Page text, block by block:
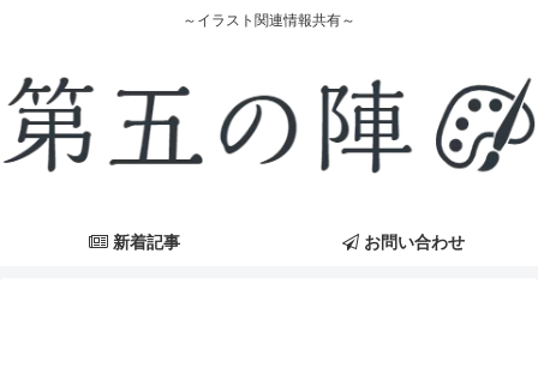
～イラスト関連情報共有～
新着記事 お問い合わせ